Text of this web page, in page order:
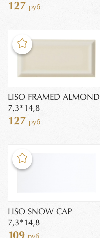
127 руб
LISO FRAMED ALMOND
7,3*14,8
127 руб
LISO SNOW CAP
7,3*14,8